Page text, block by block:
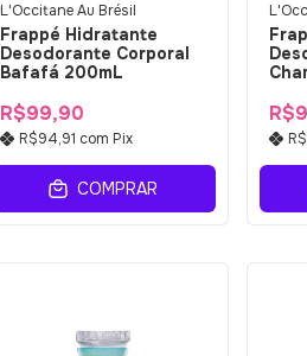
L'Occitane Au Brésil
Frappé Hidratante
Desodorante Corporal
Bafafá 200mL
R$99,90
R$94,91 com Pix
COMPRAR